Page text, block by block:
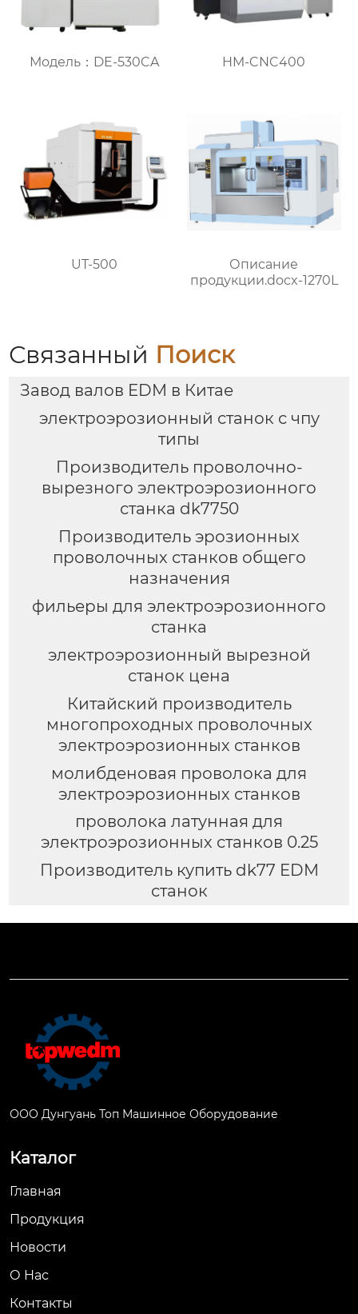
Модель：DE-530CA HM-CNC400
UT-500
Описание
продукции.docx-1270L
Связанный Поиск
Завод валов EDM в Китае
электроэрозионный станок с чпу
типы
Производитель проволочно-
вырезного электроэрозионного
станка dk7750
Производитель эрозионных
проволочных станков общего
назначения
фильеры для электроэрозионного
станка
электроэрозионный вырезной
станок цена
Китайский производитель
многопроходных проволочных
электроэрозионных станков
молибденовая проволока для
электроэрозионных станков
проволока латунная для
электроэрозионных станков 0.25
Производитель купить dk77 EDM
станок
ООО Дунгуань Топ Машинное Оборудование
Каталог
Главная
Продукция
Новости
О Hас
Контакты